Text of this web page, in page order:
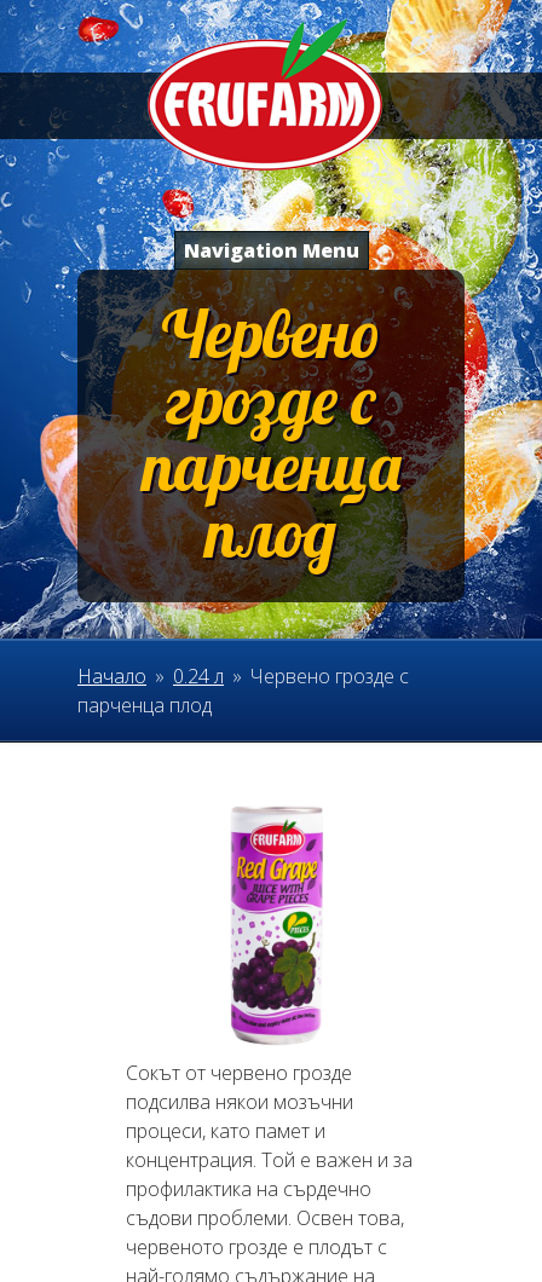
Navigation Menu
Червено
грозде с
парченца
плод
Начало » 0.24 л » Червено грозде с
парченца плод
Сокът от червено грозде
подсилва някои мозъчни
процеси, като памет и
концентрация. Той е важен и за
профилактика на сърдечно
съдови проблеми. Освен това,
червеното грозде е плодът с
най-голямо съдържание на